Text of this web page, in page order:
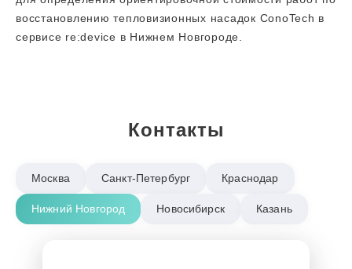
восстановлению тепловизионных насадок ConoTech в
сервисе re:device в Нижнем Новгороде.
Контакты
Москва Санкт-Петербург Краснодар
Нижний Новгород Новосибирск Казань